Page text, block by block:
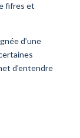
fifres et
d’une
d’entendre